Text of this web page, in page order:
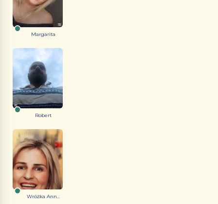
Margarita
Robert
Wróżka Ann...